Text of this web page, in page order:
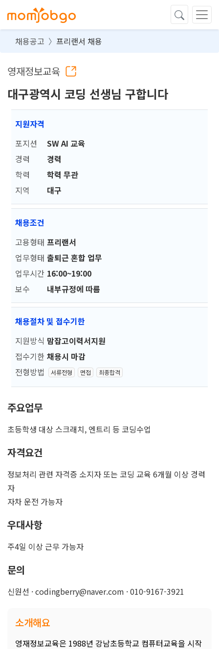
채용공고 프리랜서 채용
영재정보교육
대구광역시 코딩 선생님 구합니다
지원자격
포지션
SW AI 교육
경력
경력
학력
학력 무관
지역
대구
채용조건
고용형태 프리랜서
업무형태 출퇴근 혼합 업무
업무시간 16:00~19:00
보수
내부규정에 따름
채용절차 및 접수기한
지원방식 맘잡고이력서지원
접수기한 채용시 마감
전형방법
서류전형 면접 최종합격
주요업무
초등학생 대상 스크래치, 엔트리 등 코딩수업
자격요건
정보처리 관련 자격증 소지자 또는 코딩 교육 6개월 이상 경력
자
자차 운전 가능자
우대사항
주4일 이상 근무 가능자
문의
신원선 · codingberry@naver.com · 010-9167-3921
소개해요
영재정보교육은 1988년 강남초등학교 컴퓨터교육을 시작